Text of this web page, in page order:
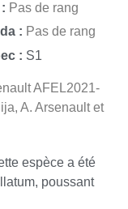
Pas de rang
: Pas de rang
: S1
AFEL2021-
A. Arsenault et
espèce a été
poussant